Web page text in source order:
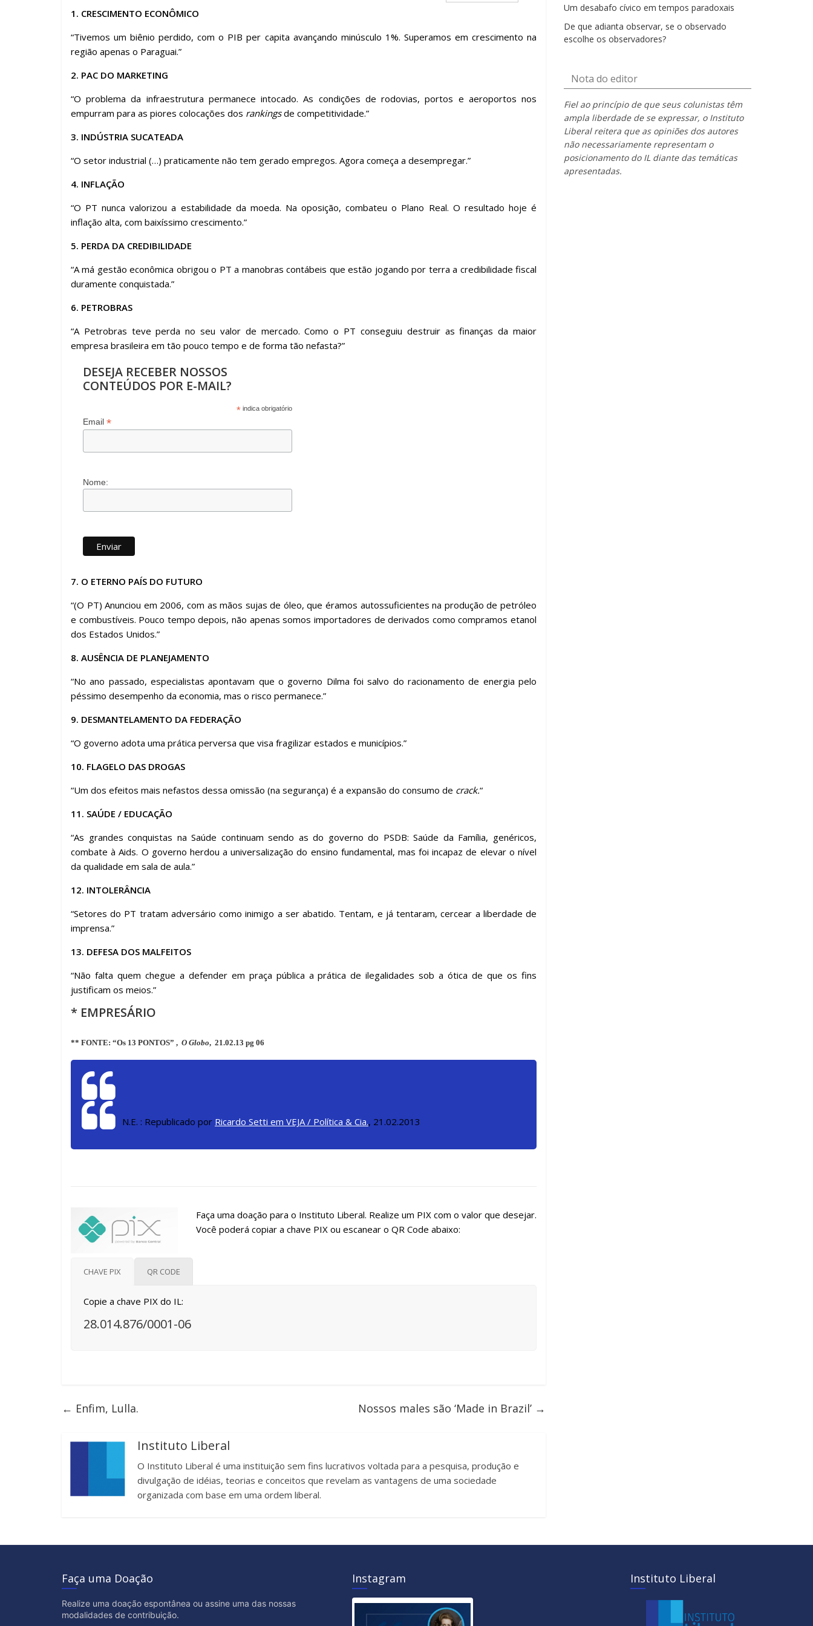
1. CRESCIMENTO ECONÔMICO
“Tivemos um biênio perdido, com o PIB per capita avançando minúsculo 1%. Superamos em crescimento na
região apenas o Paraguai.”
2. PAC DO MARKETING
“O problema da infraestrutura permanece intocado. As condições de rodovias, portos e aeroportos nos
empurram para as piores colocações dos rankingsde competitividade.”
3. INDÚSTRIA SUCATEADA
“O setor industrial (…) praticamente não tem gerado empregos. Agora começa a desempregar.”
4. INFLAÇÃO
“O PT nunca valorizou a estabilidade da moeda. Na oposição, combateu o Plano Real. O resultado hoje é
inflação alta, com baixíssimo crescimento.”
5. PERDA DA CREDIBILIDADE
“A má gestão econômica obrigou o PT a manobras contábeis que estão jogando por terra a credibilidade fiscal
duramente conquistada.”
6. PETROBRAS
“A Petrobras teve perda no seu valor de mercado. Como o PT conseguiu destruir as finanças da maior
empresa brasileira em tão pouco tempo e de forma tão nefasta?”
DESEJA RECEBER NOSSOS
CONTEÚDOS POR E-MAIL?
*indica obrigatório
Email *
Nome:
7. O ETERNO PAÍS DO FUTURO
“(O PT) Anunciou em 2006, com as mãos sujas de óleo, que éramos autossuficientes na produção de petróleo
e combustíveis. Pouco tempo depois, não apenas somos importadores de derivados como compramos etanol
dos Estados Unidos.”
8. AUSÊNCIA DE PLANEJAMENTO
“No ano passado, especialistas apontavam que o governo Dilma foi salvo do racionamento de energia pelo
péssimo desempenho da economia, mas o risco permanece.”
9. DESMANTELAMENTO DA FEDERAÇÃO
“O governo adota uma prática perversa que visa fragilizar estados e municípios.”
10. FLAGELO DAS DROGAS
“Um dos efeitos mais nefastos dessa omissão (na segurança) é a expansão do consumo de crack.“
11. SAÚDE / EDUCAÇÃO
“As grandes conquistas na Saúde continuam sendo as do governo do PSDB: Saúde da Família, genéricos,
combate à Aids. O governo herdou a universalização do ensino fundamental, mas foi incapaz de elevar o nível
da qualidade em sala de aula.”
12. INTOLERÂNCIA
“Setores do PT tratam adversário como inimigo a ser abatido. Tentam, e já tentaram, cercear a liberdade de
imprensa.”
13. DEFESA DOS MALFEITOS
“Não falta quem chegue a defender em praça pública a prática de ilegalidades sob a ótica de que os fins
justificam os meios.”
* EMPRESÁRIO
** FONTE: “Os 13 PONTOS” , O Globo, 21.02.13 pg 06
N.E. : Republicado por Ricardo Setti em VEJA / Política & Cia., 21.02.2013
Faça uma doação para o Instituto Liberal. Realize um PIX com o valor que desejar.
Você poderá copiar a chave PIX ou escanear o QR Code abaixo:
CHAVE PIX QR CODE
Copie a chave PIX do IL:
28.014.876/0001-06
← Enfim, Lulla. Nossos males são ‘Made in Brazil’ →
Instituto Liberal
O Instituto Liberal é uma instituição sem fins lucrativos voltada para a pesquisa, produção e
divulgação de idéias, teorias e conceitos que revelam as vantagens de uma sociedade
organizada com base em uma ordem liberal.
Um desabafo cívico em tempos paradoxais
De que adianta observar, se o observado
escolhe os observadores?
Nota do editor
Fiel ao princípio de que seus colunistas têm
ampla liberdade de se expressar, o Instituto
Liberal reitera que as opiniões dos autores
não necessariamente representam o
posicionamento do IL diante das temáticas
apresentadas.
Faça uma Doação
Realize uma doação espontânea ou assine uma das nossas
modalidades de contribuição.
Instagram Instituto Liberal